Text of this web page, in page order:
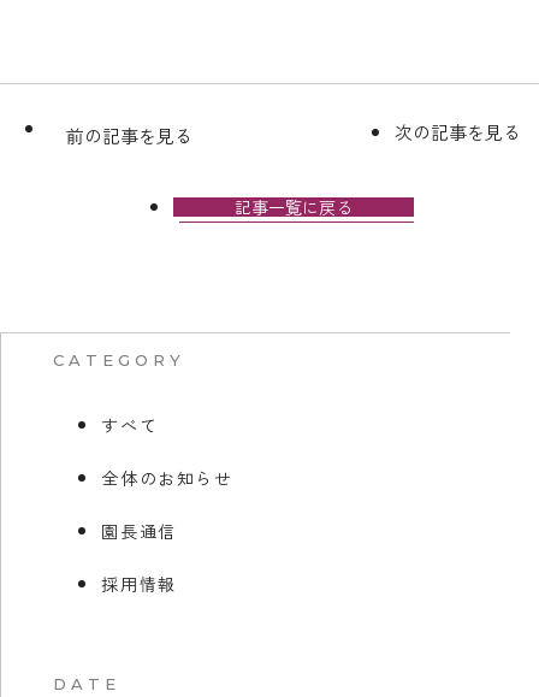
前の記事を見る
記事一覧に戻る
次の記事を見る
CATEGORY
すべて
全体のお知らせ
園長通信
採用情報
DATE